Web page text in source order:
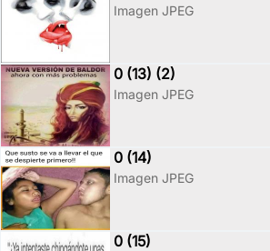
Imagen JPEG
0 (13) (2)
Imagen JPEG
0 (14)
Imagen JPEG
0 (15)